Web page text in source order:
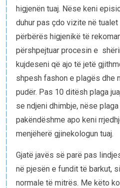
higjenën tuaj. Nëse keni
duhur pas çdo vizite në
përbërës higjenikë të
përshpejtuar procesin e
kujdeseni që ajo të jetë
shpesh fashon e plagës dhe
pudër. Pas 10 ditësh plaga
se ndjeni dhimbje, nëse
pakëndëshme apo keni
menjëherë gjinekologun tuaj.
Gjatë javës së parë pas
në pjesën e fundit të barkut,
normale të mitrës. Me këto